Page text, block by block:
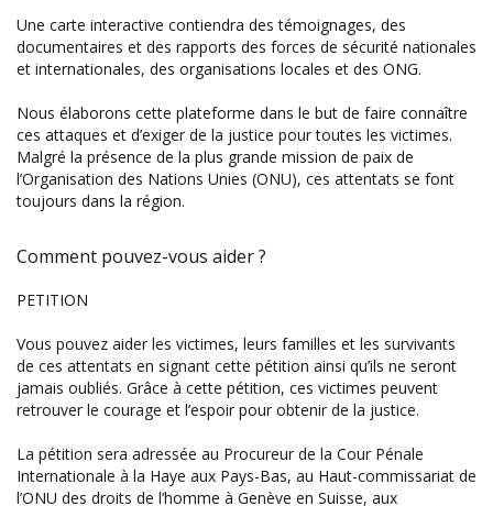
Une carte interactive contiendra des témoignages, des
documentaires et des rapports des forces de sécurité nationales
et internationales, des organisations locales et des ONG.
Nous élaborons cette plateforme dans le but de faire connaître
ces attaques et d’exiger de la justice pour toutes les victimes.
Malgré la présence de la plus grande mission de paix de
l’Organisation des Nations Unies (ONU), ces attentats se font
toujours dans la région.
Comment pouvez-vous aider ?
PETITION
Vous pouvez aider les victimes, leurs familles et les survivants
de ces attentats en signant cette pétition ainsi qu’ils ne seront
jamais oubliés. Grâce à cette pétition, ces victimes peuvent
retrouver le courage et l’espoir pour obtenir de la justice.
La pétition sera adressée au Procureur de la Cour Pénale
Internationale à la Haye aux Pays-Bas, au Haut-commissariat de
l’ONU des droits de l’homme à Genève en Suisse, aux